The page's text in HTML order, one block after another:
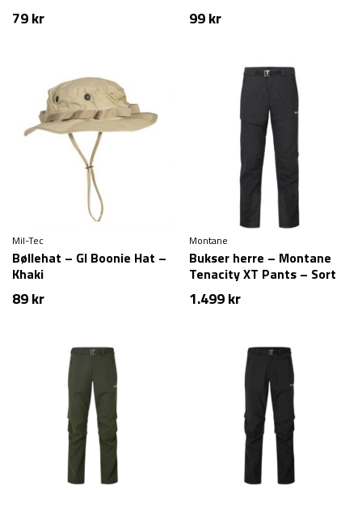
79kr 99kr
Mil-Tec
Bøllehat – GI Boonie Hat –
Khaki
89kr
Montane
Bukser herre – Montane
Tenacity XT Pants – Sort
1.499kr